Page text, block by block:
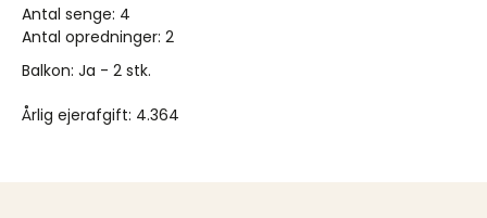
Antal senge: 4
Antal opredninger: 2
Balkon: Ja - 2 stk.
Årlig ejerafgift: 4.364